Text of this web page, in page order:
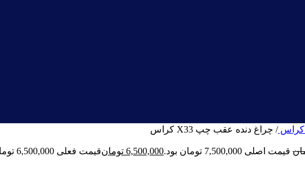
/ چراغ دنده عقب چپ X33 کراس
قیمت اصلی 7,500,000 تومان بود. 6,500,000 تومانقیمت فعلی 6,500,000 تومان است.